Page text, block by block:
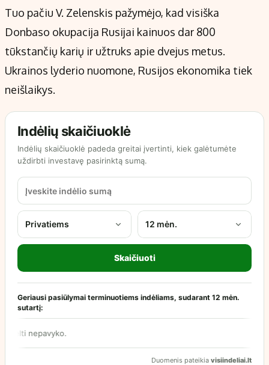
Tuo pačiu V. Zelenskis pažymėjo, kad visiška
Donbaso okupacija Rusijai kainuos dar 800
tūkstančių karių ir užtruks apie dvejus metus.
Ukrainos lyderio nuomone, Rusijos ekonomika tiek
neišlaikys.